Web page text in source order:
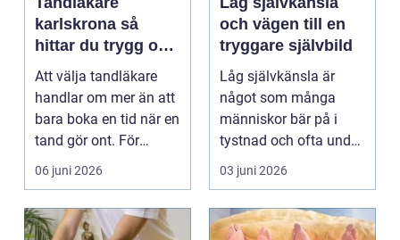
karlskrona så
hittar du trygg och
långsiktig
tandvård
Att välja tandläkare
handlar om mer än att
bara boka en tid när en
tand gör ont. För
många är tandvå...
06 juni 2026
och vägen till en
tryggare självbild
Låg självkänsla är
något som många
människor bär på i
tystnad och ofta under
lång tid. Många
uppleve...
03 juni 2026